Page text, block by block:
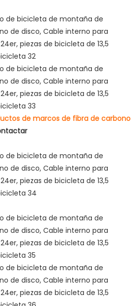
de marcos de fibra de carbono